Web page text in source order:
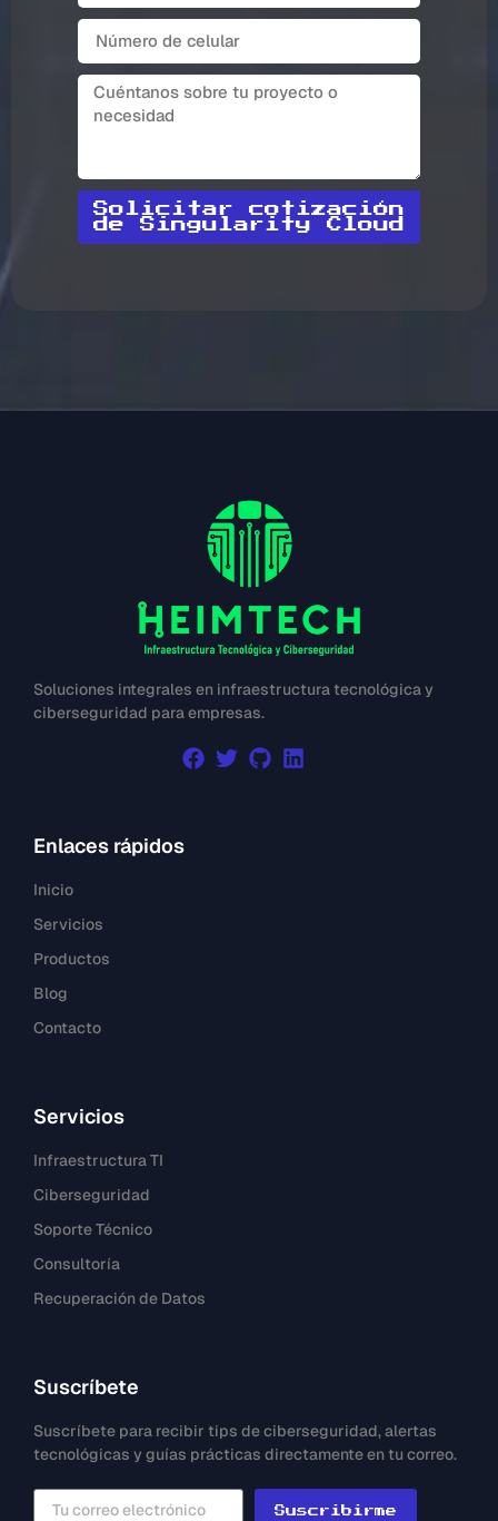
Solicitar cotización
de Singularity Cloud
Soluciones integrales en infraestructura tecnológica y
ciberseguridad para empresas.
Enlaces rápidos
Inicio
Servicios
Productos
Blog
Contacto
Servicios
Infraestructura TI
Ciberseguridad
Soporte Técnico
Consultoría
Recuperación de Datos
Suscríbete
Suscríbete para recibir tips de ciberseguridad, alertas
tecnológicas y guías prácticas directamente en tu correo.
Suscribirme